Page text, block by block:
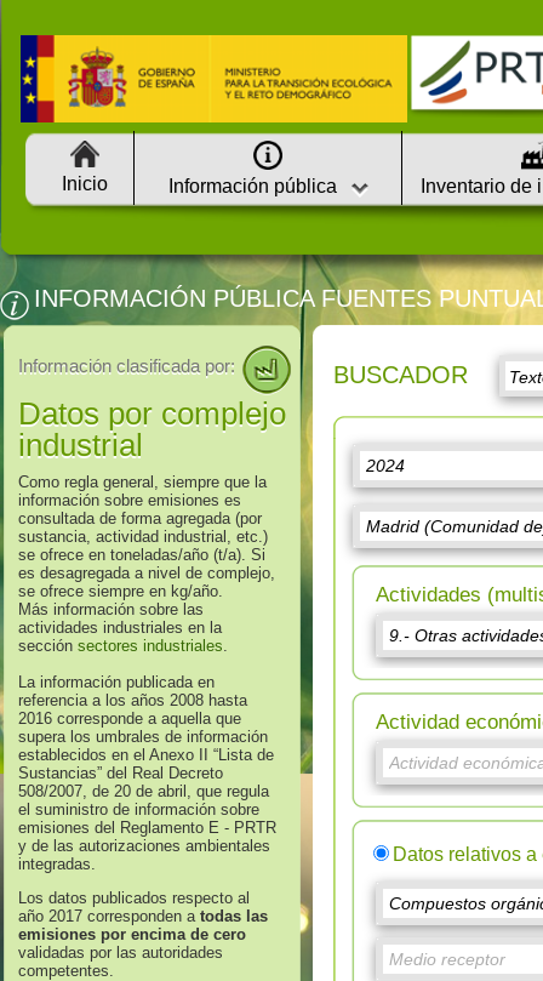
Inicio Información pública Inventario de
INFORMACIÓN PÚBLICA FUENTES
Información clasificada por:
Datos por complejo
industrial
Como regla general, siempre que la
información sobre emisiones es
consultada de forma agregada (por
sustancia, actividad industrial, etc.)
se ofrece en toneladas/año (t/a). Si
es desagregada a nivel de complejo,
se ofrece siempre en kg/año.
Más información sobre las
actividades industriales en la
sección sectores industriales.
La información publicada en
referencia a los años 2008 hasta
2016 corresponde a aquella que
supera los umbrales de información
establecidos en el Anexo II “Lista de
Sustancias” del Real Decreto
508/2007, de 20 de abril, que regula
el suministro de información sobre
emisiones del Reglamento E - PRTR
y de las autorizaciones ambientales
integradas.
Los datos publicados respecto al
año 2017 corresponden atodas las
emisiones por encima de cero
validadas por las autoridades
competentes.
BUSCADOR
Actividades
Actividad
Datos relativos